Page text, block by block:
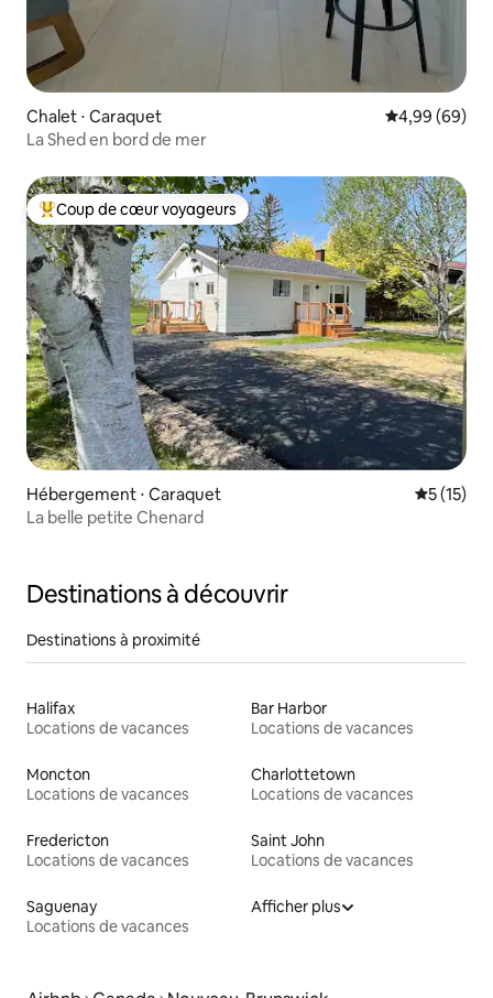
Chalet ⋅ Caraquet Évaluation
4,99 (69)
La Shed en bord de mer
Coups de cœur voyageurs les plus appréciés
Coup de cœur voyageurs
Hébergement ⋅ Caraquet
5 (15)
La belle petite Chenard
Destinations à découvrir
Destinations à proximité
Halifax
Locations de vacances
Bar Harbor
Locations de vacances
Moncton
Locations de vacances
Charlottetown
Locations de vacances
Fredericton
Locations de vacances
Saint John
Locations de vacances
Saguenay
Locations de vacances
Afficher plus